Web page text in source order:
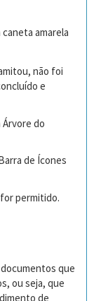
amarela
não foi
e
do
de Ícones
permitido.
que
ou seja, que
de